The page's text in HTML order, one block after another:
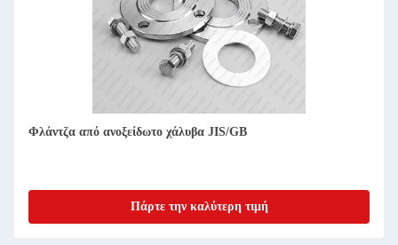
Φλάντζα από ανοξείδωτο χάλυβα JIS/GB
Πάρτε την καλύτερη τιμή